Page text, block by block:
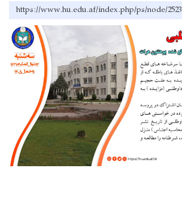
https://www.hu.edu.af/index.php/ps/node/2523